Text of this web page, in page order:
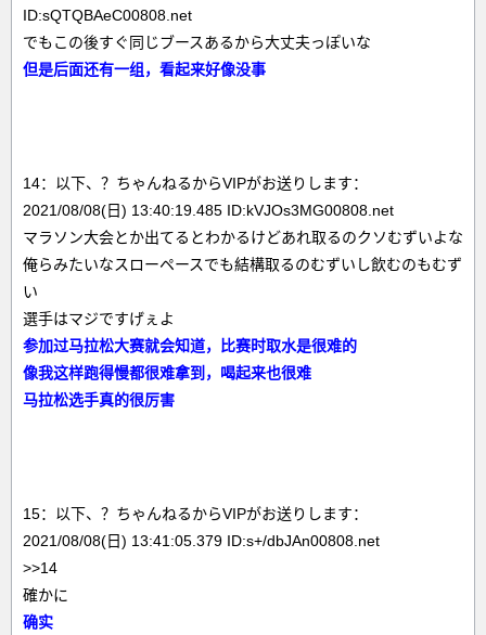
ID:sQTQBAeC00808.net
でもこの後すぐ同じブースあるから大丈夫っぽいな
但是后面还有一组，看起来好像没事
14：以下、？ちゃんねるからVIPがお送りします：
2021/08/08(日) 13:40:19.485 ID:kVJOs3MG00808.net
マラソン大会とか出てるとわかるけどあれ取るのクソむずいよな
俺らみたいなスローペースでも結構取るのむずいし飲むのもむず
い
選手はマジですげぇよ
参加过马拉松大赛就会知道，比赛时取水是很难的
像我这样跑得慢都很难拿到，喝起来也很难
马拉松选手真的很厉害
15：以下、？ちゃんねるからVIPがお送りします：
2021/08/08(日) 13:41:05.379 ID:s+/dbJAn00808.net
>>14
確かに
确实